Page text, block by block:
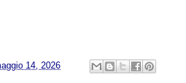
14, 2026